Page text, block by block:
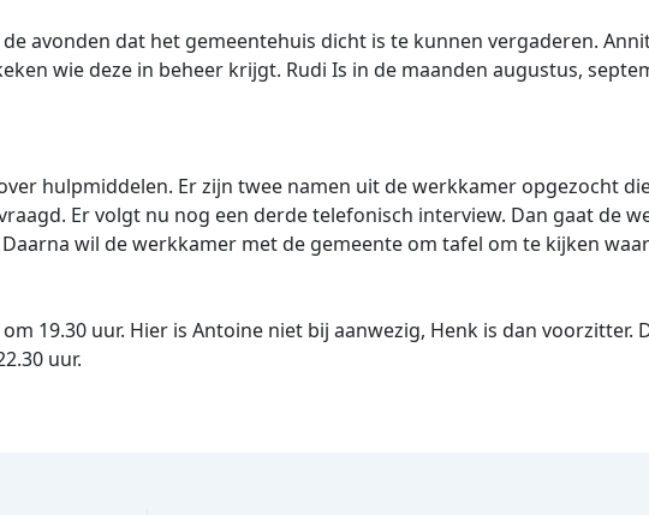
avonden dat het gemeentehuis dicht is te kunnen vergaderen.
wie deze in beheer krijgt. Rudi Is in de maanden augustus,
hulpmiddelen. Er zijn twee namen uit de werkkamer opgezocht
Er volgt nu nog een derde telefonisch interview. Dan gaat de
wil de werkkamer met de gemeente om tafel om te kijken
19.30 uur. Hier is Antoine niet bij aanwezig, Henk is dan voorzitter.
uur.